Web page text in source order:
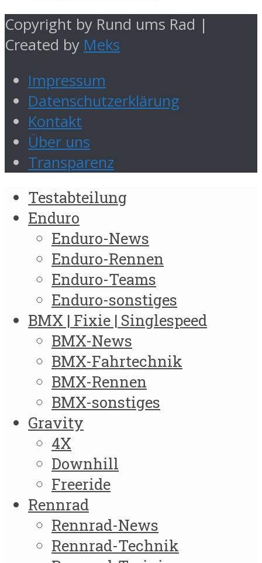
Copyright by Rund ums Rad |
Created by Meks
Impressum
Datenschutzerklärung
Kontakt
Über uns
Transparenz
Testabteilung
Enduro
Enduro-News
Enduro-Rennen
Enduro-Teams
Enduro-sonstiges
BMX | Fixie | Singlespeed
BMX-News
BMX-Fahrtechnik
BMX-Rennen
BMX-sonstiges
Gravity
4X
Downhill
Freeride
Rennrad
Rennrad-News
Rennrad-Technik